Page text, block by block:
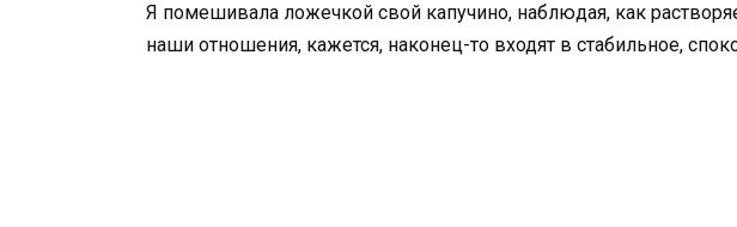
Я помешивала ложечкой свой капучино, наблюдая, как
наши отношения, кажется, наконец-то входят в стабильное,